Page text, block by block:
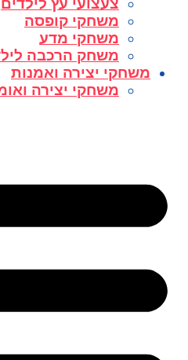
צעצועי עץ לילדים
משחקי קופסה
משחקי מדע
משחק הרכבה
משחקי יצירה ואמנות
משחקי יצירה